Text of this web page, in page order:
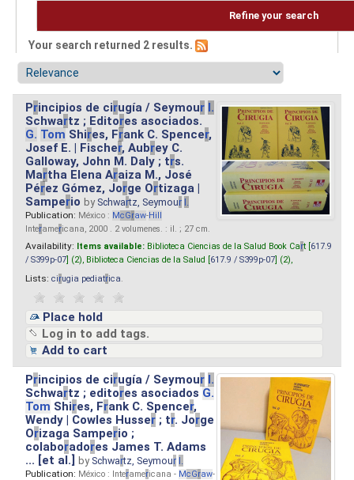
Refine your search
Your search returned 2 results.
Principios de cirugía / Seymour I.
Schwartz ; Editores asociados.
G. Tom Shires, Frank C. Spencer,
Josef E. | Fischer, Aubrey C.
Galloway, John M. Daly ; trs.
Martha Elena Araiza M., José
Pérez Gómez, Jorge Ortizaga |
Samperio by Schwartz, Seymour I.
Publication: México : McGraw-Hill
Interamericana, 2000 . 2 volumenes. : il. ; 27 cm.
Availability: Items available: Biblioteca Ciencias de la Salud Book Cart [ 617.9
/ S399p-07 ] (2), Biblioteca Ciencias de la Salud [ 617.9 / S399p-07 ] (2),
Lists: cirugia pediatrica
Place hold
Log in to add tags.
Add to cart
Principios de cirugía / Seymour I.
Schwartz ; editores asociados G.
Tom Shires, Frank C. Spencer,
Wendy | Cowles Husser ; tr. Jorge
Orizaga Samperio ;
colaboradores James T. Adams
... [et al.]by Schwartz, Seymour I.
Publication: México : Interamericana - McGraw-